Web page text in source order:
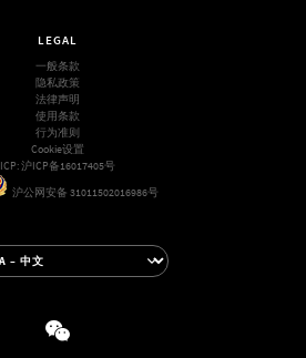
LEGAL
一般条款
隐私政策
法律声明
使用条款
行为准则
Cookie设置
ICP:沪ICP备16017405号
沪公网安备 31011502016986号